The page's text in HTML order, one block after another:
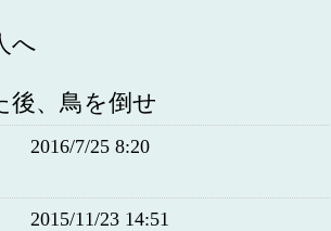
へ
後、鳥を倒せ
2016/7/25 8:20
2015/11/23 14:51